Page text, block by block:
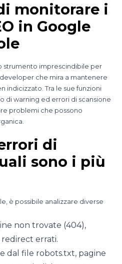
monitorare i
in Google
strumento imprescindibile per
che mira a mantenere
indicizzato. Tra le sue funzioni
di warning ed errori di scansione
problemi che possono
di
sono i più
è possibile analizzare diverse
non trovate (404),
errati.
dal file robots.txt, pagine